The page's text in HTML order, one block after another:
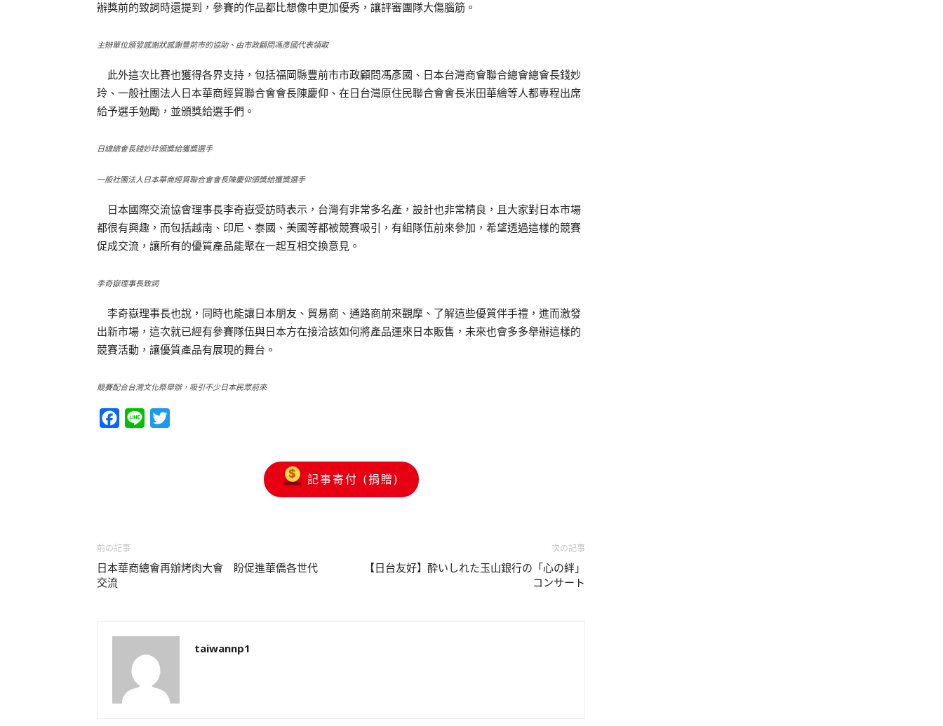
辦獎前的致詞時還提到，參賽的作品都比想像中更加優秀，讓評審團隊大傷腦筋。
主辦單位頒發感謝狀感謝豐前市的協助、由市政顧問馮彥國代表領取
此外這次比賽也獲得各界支持，包括福岡縣豐前市市政顧問馮彥國、日本台灣商會聯合總會總會長錢妙
玲、一般社團法人日本華商經貿聯合會會長陳慶仰、在日台灣原住民聯合會會長米田華繪等人都專程出席
給予選手勉勵，並頒獎給選手們。
日總總會長錢妙玲頒獎給獲獎選手
一般社團法人日本華商經貿聯合會會長陳慶仰頒獎給獲獎選手
日本國際交流協會理事長李奇嶽受訪時表示，台灣有非常多名產，設計也非常精良，且大家對日本市場
都很有興趣，而包括越南、印尼、泰國、美國等都被競賽吸引，有組隊伍前來參加，希望透過這樣的競賽
促成交流，讓所有的優質產品能聚在一起互相交換意見。
李奇嶽理事長致詞
李奇嶽理事長也說，同時也能讓日本朋友、貿易商、通路商前來觀摩、了解這些優質伴手禮，進而激發
出新市場，這次就已經有參賽隊伍與日本方在接洽該如何將產品運來日本販售，未來也會多多舉辦這樣的
競賽活動，讓優質產品有展現的舞台。
競賽配合台灣文化祭舉辦，吸引不少日本民眾前來
Facebook
Line
記事寄付 (捐贈)
前の記事
日本華商總會再辦烤肉大會 盼促進華僑各世代
交流
次の記事
【日台友好】酔いしれた玉山銀行の「心の絆」
コンサート
taiwannp1